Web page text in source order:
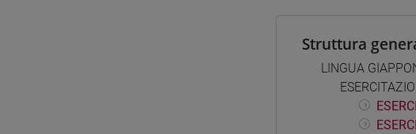
Struttura
LINGUA